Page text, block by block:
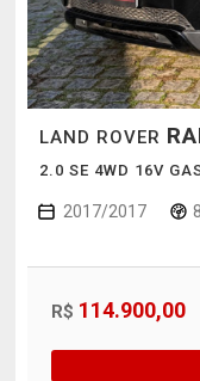
LAND ROVER
2.0 SE 4WD 16V
2017/2017
R$ 114.900,00